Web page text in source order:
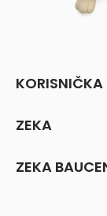
KORISNIČKA
ZEKA
ZEKA